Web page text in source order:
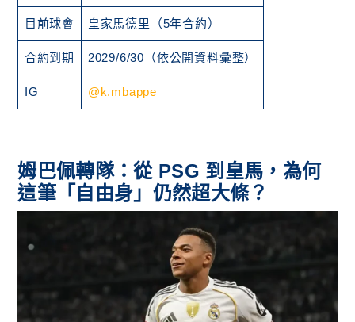
目前球會 皇家馬德里（5年合約）
合約到期 2029/6/30（依公開資料彙整）
IG @k.mbappe
姆巴佩轉隊：從 PSG 到皇馬，為何
這筆「自由身」仍然超大條？